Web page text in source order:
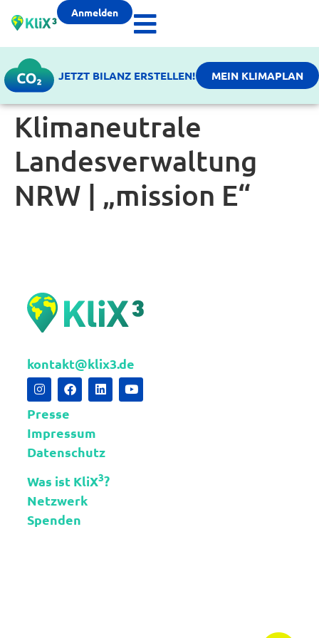
Anmelden
JETZT BILANZ ERSTELLEN! MEIN KLIMAPLAN
Klimaneutrale
Landesverwaltung
NRW | „mission E“
kontakt@klix3.de
Presse
Impressum
Datenschutz
Was ist KliX3?
Netzwerk
Spenden